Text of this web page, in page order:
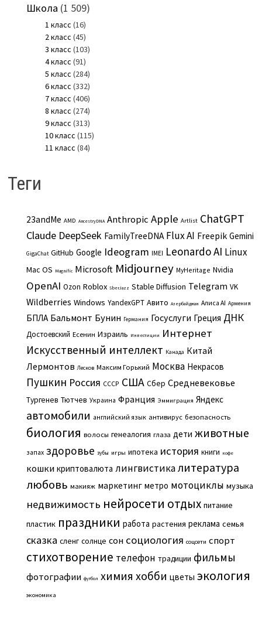
Школа (1 509)
1 класс (16)
2 класс (45)
3 класс (103)
4 класс (91)
5 класс (284)
6 класс (332)
7 класс (406)
8 класс (274)
9 класс (313)
10 класс (115)
11 класс (84)
Теги
23andMe AMD AncestryDNA Anthropic Apple Artlist ChatGPT
Claude DeepSeek FamilyTreeDNA Flux AI Freepik Gemini
GigaChat GitHub Google Ideogram IMEI Leonardo AI Linux
Mac OS Magnific Microsoft Midjourney MyHeritage Nvidia
OpenAI Ozon Roblox SberJazz Stable Diffusion Telegram VK
Wildberries Windows YandexGPT Авито Азербайджан Алиса AI Армения
БПЛА Бальмонт Бунин Германия Госуслуги Греция ДНК
Достоевский Есенин Израиль Инвестиции Интернет
Искусственный интеллект Канада Китай
Лермонтов Лесков Максим Горький Москва Некрасов
Пушкин Россия СССР США Сбер Средневековье
Тургенев Тютчев Украина Франция Эммиграция Яндекс
автомобили английский язык антивирус безопасность
биология волосы генеалогия глаза дети животные
запах здоровье зубы игры ипотека история книги кофе
кошки криптовалюта лингвистикалитература
любовь макияж маркетинг метро мотоциклы музыка
недвижимость нейросети отдых питание
пластик праздники работа растения реклама семья
сказка сленг солнце сон социология соцсети спорт
стихотворение телефон традиции фильмы
фотографии футбол химия хобби цветы экология
экономика